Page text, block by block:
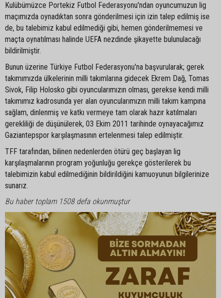
Kulübümüzce Portekiz Futbol Federasyonu'ndan oyuncumuzun lig
maçımızda oynadıktan sonra gönderilmesi için izin talep edilmiş ise
de, bu talebimiz kabul edilmediği gibi, hemen gönderilmemesi ve
maçta oynatılması halinde UEFA nezdinde şikayette bulunulacağı
bildirilmiştir.
Bunun üzerine Türkiye Futbol Federasyonu'na başvurularak; gerek
takımımızda ülkelerinin milli takımlarına gidecek Ekrem Dağ, Tomas
Sivok, Filip Holosko gibi oyuncularımızın olması, gerekse kendi milli
takımımız kadrosunda yer alan oyuncularımızın milli takım kampına
sağlam, dinlenmiş ve katkı vermeye tam olarak hazır katılmaları
gerekliliği de düşünülerek, 03 Ekim 2011 tarihinde oynayacağımız
Gaziantepspor karşılaşmasının ertelenmesi talep edilmiştir.
TFF tarafından, bilinen nedenlerden ötürü geç başlayan lig
karşılaşmalarının program yoğunluğu gerekçe gösterilerek bu
talebimizin kabul edilmediğinin bildirildiğini kamuoyunun bilgilerinize
sunarız.
Bu haber toplam 1508 defa okunmuştur